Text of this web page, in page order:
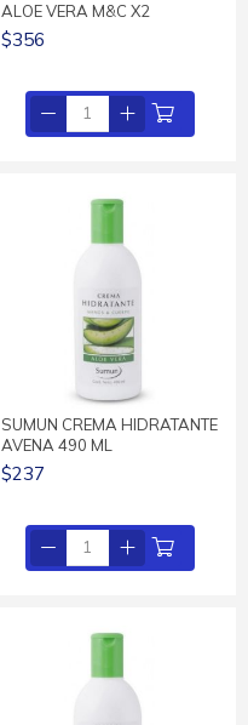
ALOE VERA M&C X2
$356
SUMUN CREMA HIDRATANTE
AVENA 490 ML
$237